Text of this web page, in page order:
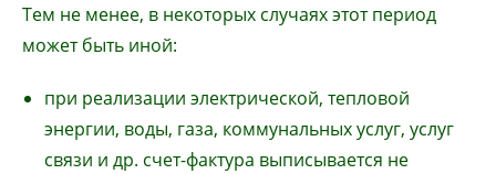
Тем не менее, в некоторых случаях этот период
может быть иной:
при реализации электрической, тепловой
энергии, воды, газа, коммунальных услуг, услуг
связи и др. счет-фактура выписывается не